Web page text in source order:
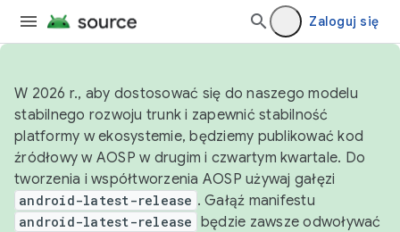
Zaloguj się
W 2026 r., aby dostosować się do naszego modelu
stabilnego rozwoju trunk i zapewnić stabilność
platformy w ekosystemie, będziemy publikować kod
źródłowy w AOSP w drugim i czwartym kwartale. Do
tworzenia i współtworzenia AOSP używaj gałęzi
android-latest-release . Gałąź manifestu
android-latest-release będzie zawsze odwoływać